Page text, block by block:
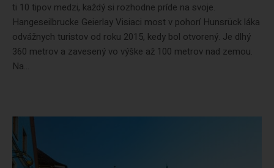
ti 10 tipov medzi, každý si rozhodne príde na svoje.
Hangeseilbrucke Geierlay Visiaci most v pohorí Hunsrück láka
odvážnych turistov od roku 2015, kedy bol otvorený. Je dlhý
360 metrov a zavesený vo výške až 100 metrov nad zemou.
Na...